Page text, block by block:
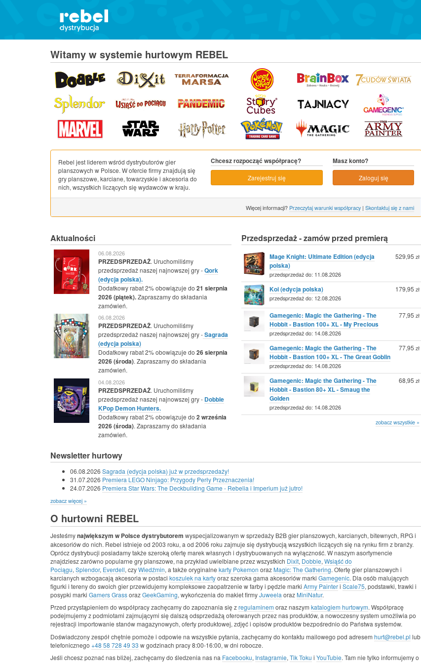
Witamy w systemie hurtowym REBEL
Rebel jest liderem wśród dystrybutorów gier
planszowych w Polsce. W ofercie firmy znajdują się
gry planszowe, karciane, towarzyskie i akcesoria do
nich, wszystkich liczących się wydawców w kraju.
Chcesz rozpocząć współpracę?
Zarejestruj się
Masz konto?
Zaloguj się
Więcej informacji? Przeczytaj warunki współpracy |Skontaktuj się z nami
Aktualności
06.08.2026
PRZEDSPRZEDAŻ. Uruchomiliśmy
przedsprzedaż naszej najnowszej gry -Qork
(edycja polska).
Dodatkowy rabat 2% obowiązuje do 21 sierpnia
2026 (piątek).Zapraszamy do składania
zamówień.
06.08.2026
PRZEDSPRZEDAŻ. Uruchomiliśmy
przedsprzedaż naszej najnowszej gry -Sagrada
(edycja polska)
Dodatkowy rabat 2% obowiązuje do 26 sierpnia
2026 (środa). Zapraszamy do składania
zamówień.
04.08.2026
PRZEDSPRZEDAŻ. Uruchomiliśmy
przedsprzedaż naszej najnowszej gry - Dobble
KPop Demon Hunters.
Dodatkowy rabat 2% obowiązuje do 2 września
2026 (środa). Zapraszamy do składania
zamówień.
Przedsprzedaż - zamów przed premierą
Mage Knight: Ultimate Edition (edycja
polska)
przedsprzedaż do: 11.08.2026
529,95 zł
Koi (edycja polska)
przedsprzedaż do: 12.08.2026
179,95 zł
Gamegenic: Magic the Gathering - The
Hobbit - Bastion 100+ XL - My Precious
przedsprzedaż do: 14.08.2026
77,95 zł
Gamegenic: Magic the Gathering - The
Hobbit - Bastion 100+ XL - The Great Goblin
przedsprzedaż do: 14.08.2026
77,95 zł
Gamegenic: Magic the Gathering - The
Hobbit - Bastion 80+ XL - Smaug the
Golden
przedsprzedaż do: 14.08.2026
68,95 zł
zobacz wszystkie »
Newsletter hurtowy
06.08.2026 Sagrada (edycja polska) już w przedsprzedaży!
31.07.2026 Premiera LEGO Ninjago: Przygody Perły Przeznaczenia!
24.07.2026 Premiera Star Wars: The Deckbuilding Game - Rebelia i Imperium już jutro!
zobacz więcej »
O hurtowni REBEL
Jesteśmynajwiększym w Polsce dystrybutorem wyspecjalizowanym w sprzedaży B2B gier planszowych, karcianych, bitewnych, RPG i
akcesoriów do nich. Rebel istnieje od 2003 roku, a od 2006 roku zajmuje się dystrybucją wszystkich liczących się na rynku firm z branży.
Oprócz dystrybucji posiadamy także szeroką ofertę marek własnych i dystrybuowanych na wyłączność. W naszym asortymencie
znajdziesz zarówno popularne gry planszowe, na przykład uwielbiane przez wszystkich Dixit, Dobble, Wsiąść do
Pociągu, Splendor, Everdell, czyWiedźmin, a także oryginalne karty Pokemon oraz Magic: The Gathering. Ofertę gier planszowych i
karcianych wzbogacają akcesoria w postaci koszulek na kartyoraz szeroka gama akcesoriów marki Gamegenic. Dla osób malujących
figurki i tereny do swoich gier przewidujemy kompleksowe zaopatrzenie w farby i pędzle marki Army Painteri Scale75, podstawki, trawki i
posypki marki Gamers GrassorazGeekGaming, wykończenia do makiet firmyJuweela oraz MiniNatur.
Przed przystąpieniem do współpracy zachęcamy do zapoznania się zregulaminem oraz naszym katalogiem hurtowym. Współpracę
podejmujemy z podmiotami zajmującymi się dalszą odsprzedażą oferowanych przez nas produktów, a nowoczesny system umożliwia po
rejestracji importowanie stanów magazynowych, oferty produktowej, zdjęć i opisów produktów bezpośrednio do Państwa systemów.
Doświadczony zespół chętnie pomoże i odpowie na wszystkie pytania, zachęcamy do kontaktu mailowego pod adresem hurt@rebel.pl lub
telefonicznego +48 58 728 49 33 w godzinach pracy 8:00-16:00, w dni robocze.
Jeśli chcesz poznać nas bliżej, zachęcamy do śledzenia nas na Facebooku, Instagramie, Tik Toku i YouTubie. Tam nie tylko informujemy o